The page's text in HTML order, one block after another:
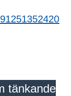
tänkande